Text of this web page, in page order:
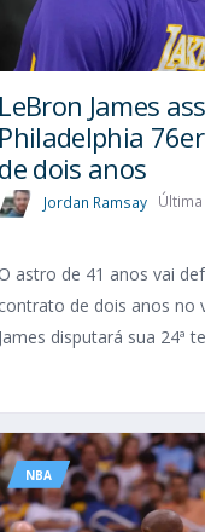
LeBron James
Philadelphia
de dois anos
Jordan Ramsay
O astro de 41 anos vai
contrato de dois anos no
James disputará sua 24ª
NBA